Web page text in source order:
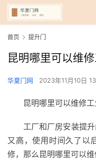
首页 提升门
昆明哪里可以维
华夏门网 2023年11月10日
昆明哪里可以维修
工厂和厂房安装提
又高，使用时间久了以
修，那么昆明哪里可以